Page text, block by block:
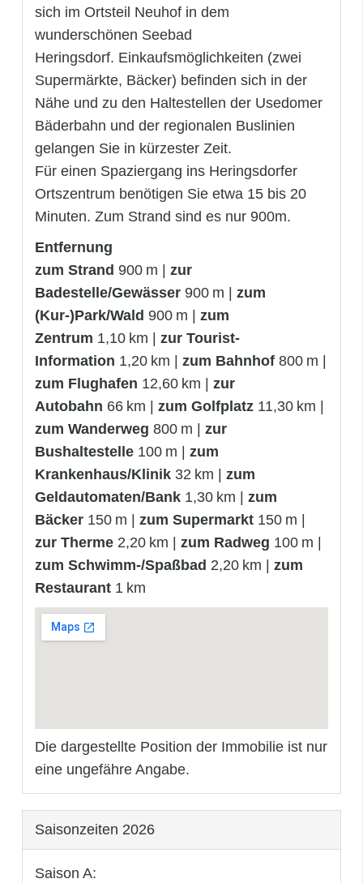
sich im Ortsteil Neuhof in dem
wunderschönen Seebad
Heringsdorf. Einkaufsmöglichkeiten (zwei
Supermärkte, Bäcker) befinden sich in der
Nähe und zu den Haltestellen der Usedomer
Bäderbahn und der regionalen Buslinien
gelangen Sie in kürzester Zeit.
Für einen Spaziergang ins Heringsdorfer
Ortszentrum benötigen Sie etwa 15 bis 20
Minuten. Zum Strand sind es nur 900m.
Entfernung
zum Strand 900 m | zur
Badestelle/Gewässer 900 m | zum
(Kur-)Park/Wald 900 m | zum
Zentrum 1,10 km | zur Tourist-
Information 1,20 km | zum Bahnhof 800 m |
zum Flughafen 12,60 km | zur
Autobahn 66 km | zum Golfplatz 11,30 km |
zum Wanderweg 800 m | zur
Bushaltestelle 100 m | zum
Krankenhaus/Klinik 32 km | zum
Geldautomaten/Bank 1,30 km | zum
Bäcker 150 m | zum Supermarkt 150 m |
zur Therme 2,20 km | zum Radweg 100 m |
zum Schwimm-/Spaßbad 2,20 km | zum
Restaurant 1 km
Die dargestellte Position der Immobilie ist nur
eine ungefähre Angabe.
Saisonzeiten 2026
Saison A: